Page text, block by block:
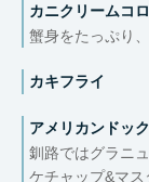
カニクリームコ
蟹身をたっぷり
カキフライ
アメリカンドッ
釧路ではグラニ
ケチャップ&マス